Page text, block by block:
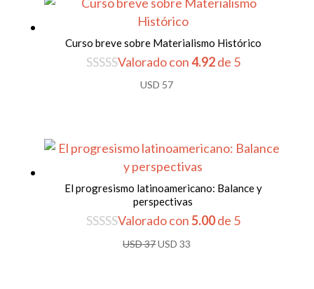
Curso breve sobre Materialismo Histórico
Valorado con4.92de 5
USD 57
El progresismo latinoamericano: Balance y
perspectivas
Valorado con5.00de 5
USD37El
USD 33